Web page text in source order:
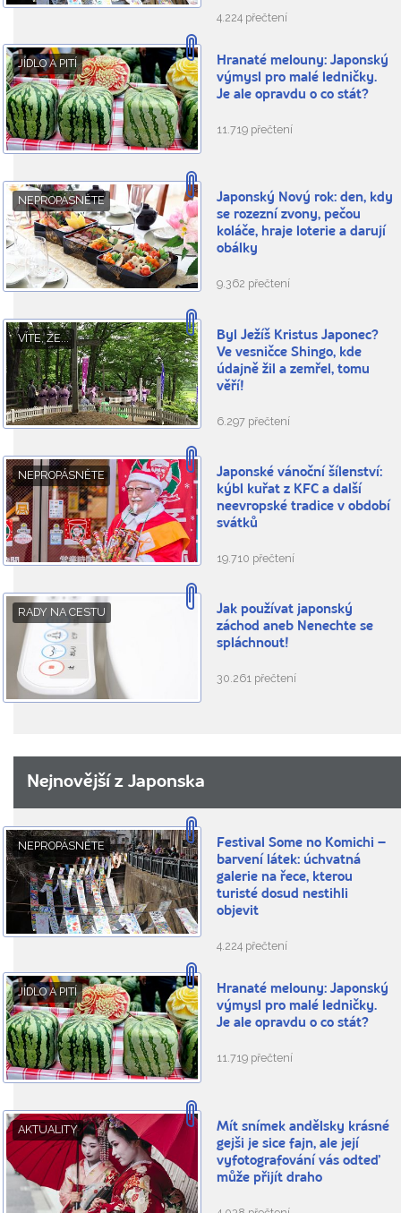
4.224 přečtení
JÍDLO A PITÍ
Hranaté melouny: Japonský
výmysl pro malé ledničky.
Je ale opravdu o co stát?
11.719 přečtení
NEPROPÁSNĚTE
Japonský Nový rok: den, kdy
se rozezní zvony, pečou
koláče, hraje loterie a darují
obálky
9.362 přečtení
VÍTE, ŽE...
Byl Ježíš Kristus Japonec?
Ve vesničce Shingo, kde
údajně žil a zemřel, tomu
věří!
6.297 přečtení
NEPROPÁSNĚTE
Japonské vánoční šílenství:
kýbl kuřat z KFC a další
neevropské tradice v období
svátků
19.710 přečtení
RADY NA CESTU
Jak používat japonský
záchod aneb Nenechte se
spláchnout!
30.261 přečtení
Nejnovější z Japonska
NEPROPÁSNĚTE
Festival Some no Komichi –
barvení látek: úchvatná
galerie na řece, kterou
turisté dosud nestihli
objevit
4.224 přečtení
JÍDLO A PITÍ
Hranaté melouny: Japonský
výmysl pro malé ledničky.
Je ale opravdu o co stát?
11.719 přečtení
AKTUALITY
Mít snímek andělsky krásné
gejši je sice fajn, ale její
vyfotografování vás odteď
může přijít draho